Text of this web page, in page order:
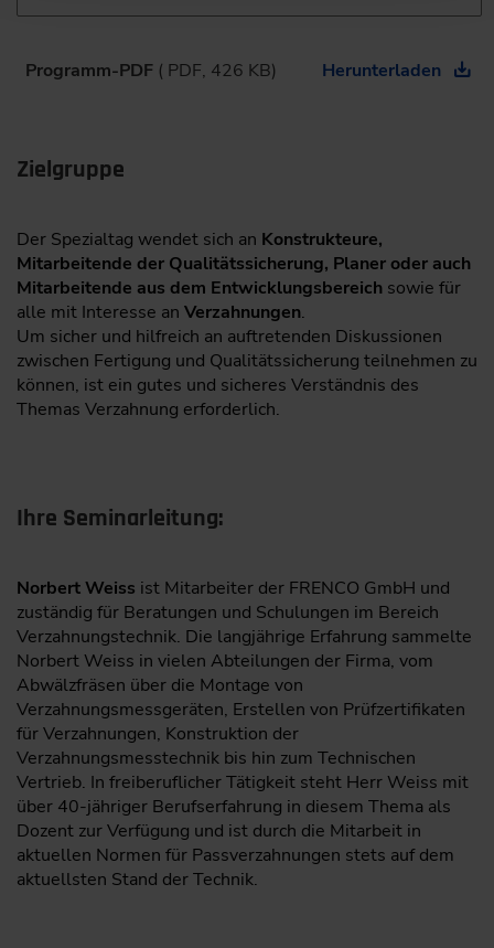
Programm-PDF ( PDF, 426 KB) Herunterladen
Zielgruppe
Der Spezialtag wendet sich an Konstrukteure,
Mitarbeitende der Qualitätssicherung, Planer oder auch
Mitarbeitende aus dem Entwicklungsbereich sowie für
alle mit Interesse an Verzahnungen.
Um sicher und hilfreich an auftretenden Diskussionen
zwischen Fertigung und Qualitätssicherung teilnehmen zu
können, ist ein gutes und sicheres Verständnis des
Themas Verzahnung erforderlich.
Ihre Seminarleitung:
Norbert Weiss ist Mitarbeiter der FRENCO GmbH und
zuständig für Beratungen und Schulungen im Bereich
Verzahnungstechnik. Die langjährige Erfahrung sammelte
Norbert Weiss in vielen Abteilungen der Firma, vom
Abwälzfräsen über die Montage von
Verzahnungsmessgeräten, Erstellen von Prüfzertifikaten
für Verzahnungen, Konstruktion der
Verzahnungsmesstechnik bis hin zum Technischen
Vertrieb. In freiberuflicher Tätigkeit steht Herr Weiss mit
über 40-jähriger Berufserfahrung in diesem Thema als
Dozent zur Verfügung und ist durch die Mitarbeit in
aktuellen Normen für Passverzahnungen stets auf dem
aktuellsten Stand der Technik.